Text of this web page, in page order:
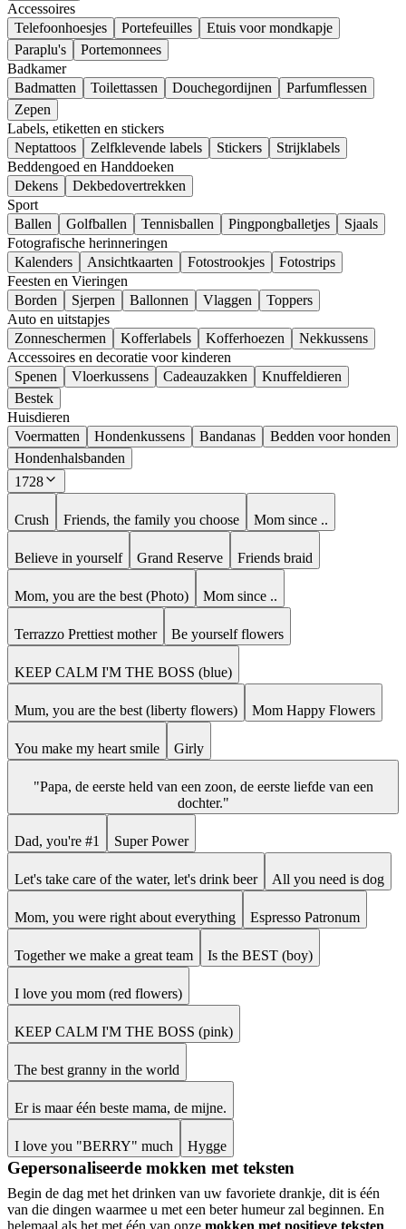
Accessoires
Telefoonhoesjes
Portefeuilles
Etuis voor mondkapje
Paraplu's
Portemonnees
Badkamer
Badmatten
Toilettassen Douchegordijnen
Parfumflessen
Zepen
Labels, etiketten en stickers
Neptattoos
Zelfklevende labels Stickers
Strijklabels
Beddengoed en Handdoeken
Dekens
Dekbedovertrekken
Sport
Ballen
Golfballen Tennisballen Pingpongballetjes
Sjaals
Fotografische herinneringen
Kalenders
Ansichtkaarten Fotostrookjes
Fotostrips
Feesten en Vieringen
Borden
Sjerpen Ballonnen Vlaggen
Toppers
Auto en uitstapjes
Zonneschermen
Kofferlabels Kofferhoezen
Nekkussens
Accessoires en decoratie voor kinderen
Spenen
Vloerkussens Cadeauzakken
Knuffeldieren
Bestek
Huisdieren
Voermatten
Hondenkussens Bandanas
Bedden voor honden
Hondenhalsbanden
1728
Crush Friends, the family you choose Mom since ..
Believe in yourself Grand Reserve Friends braid
Mom, you are the best (Photo) Mom since ..
Terrazzo Prettiest mother Be yourself flowers
KEEP CALM I'M THE BOSS (blue)
Mum, you are the best (liberty flowers) Mom Happy Flowers
You make my heart smile Girly
"Papa, de eerste held van een zoon, de eerste liefde van een
dochter."
Dad, you're #1 Super Power
Let's take care of the water, let's drink beer All you need is dog
Mom, you were right about everything Espresso Patronum
Together we make a great team Is the BEST (boy)
I love you mom (red flowers)
KEEP CALM I'M THE BOSS (pink)
The best granny in the world
Er is maar één beste mama, de mijne.
I love you "BERRY" much Hygge
Gepersonaliseerde mokken met teksten
Begin de dag met het drinken van uw favoriete drankje, dit is één
van die dingen waarmee u met een beter humeur zal beginnen. En
helemaal als het met één van onze mokken met positieve teksten